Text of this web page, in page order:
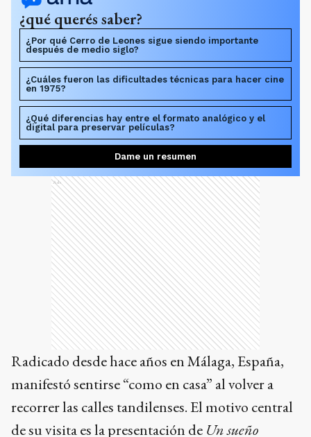
¿qué querés saber?
¿Por qué Cerro de Leones sigue siendo importante
después de medio siglo?
¿Cuáles fueron las dificultades técnicas para hacer cine
en 1975?
¿Qué diferencias hay entre el formato analógico y el
digital para preservar películas?
Dame un resumen
Ads
Radicado desde hace años en Málaga, España,
manifestó sentirse “como en casa” al volver a
recorrer las calles tandilenses. El motivo central
de su visita es la presentación de Un sueño